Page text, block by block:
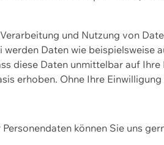
und Nutzung von
Daten wie beispielsweise
diese Daten unmittelbar auf
erhoben. Ohne Ihre
können Sie uns